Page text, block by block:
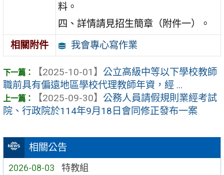
相關公告
2026-08-03 特教組
料。
四、詳情請見招生簡章（附件一）。
相關附件
我會專心寫作業
【2025-10-01】 公立高級中等以下學校教師
職前具有偏遠地區學校代理教師年資，經 ...
【2025-09-30】 公務人員請假規則業經考試
院、行政院於114年9月18日會同修正發布一案